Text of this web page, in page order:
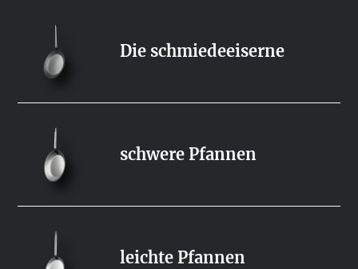
Die schmiedeeiserne
schwere Pfannen
leichte Pfannen